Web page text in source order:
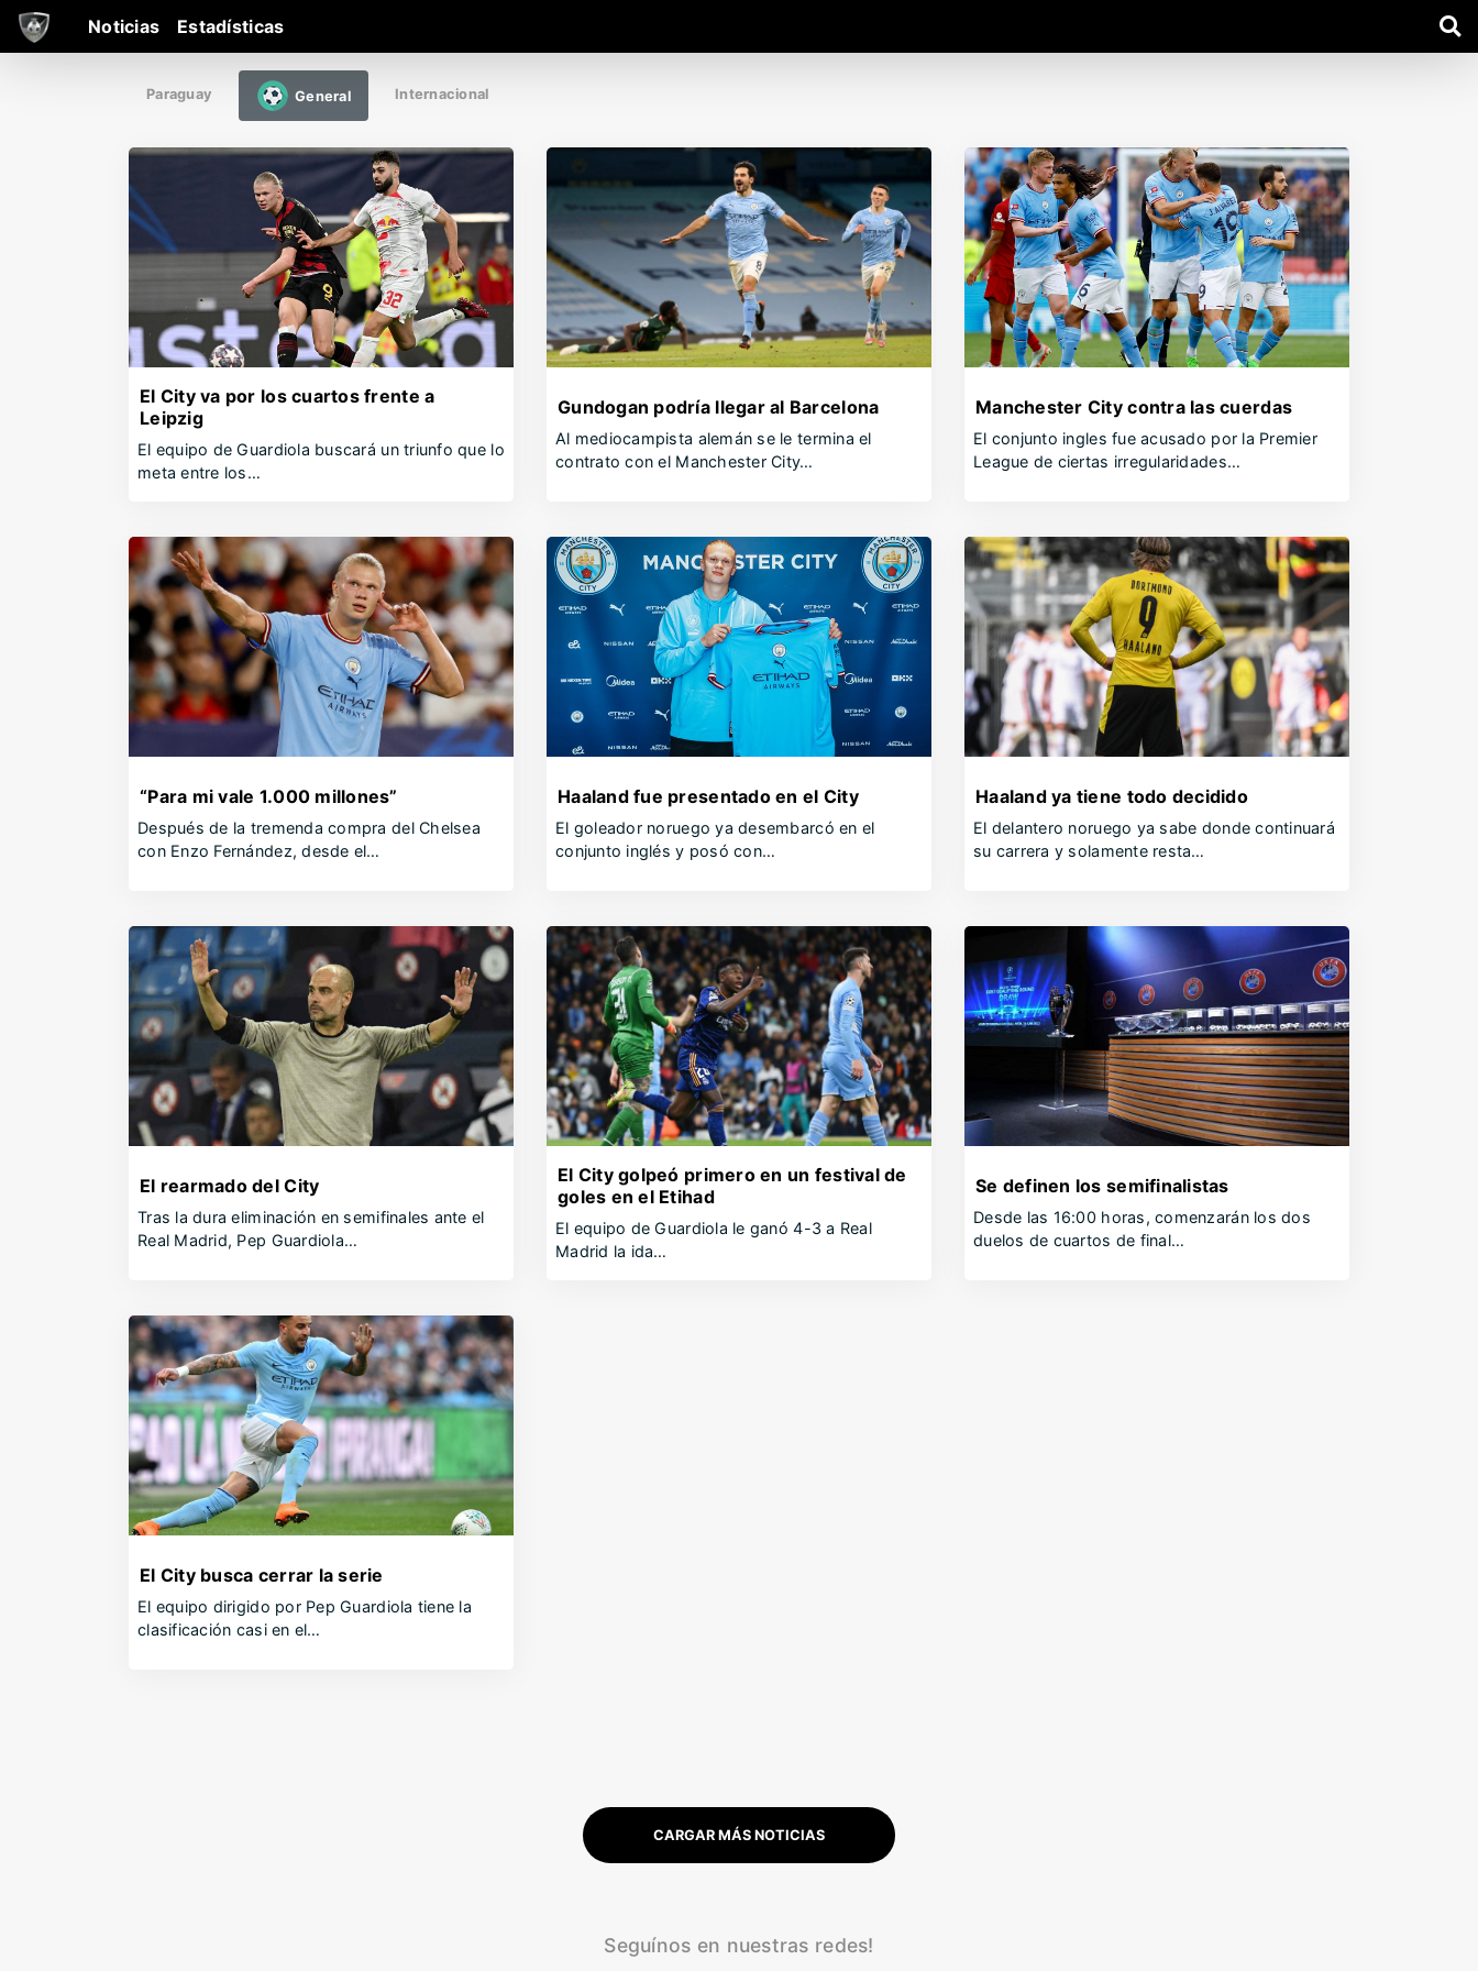
Noticias Estadísticas
Paraguay General Internacional
El City va por los cuartos frente a
Leipzig
El equipo de Guardiola buscará un triunfo que lo
meta entre los…
Gundogan podría llegar al Barcelona
Al mediocampista alemán se le termina el
contrato con el Manchester City…
Manchester City contra las cuerdas
El conjunto ingles fue acusado por la Premier
League de ciertas irregularidades…
“Para mi vale 1.000 millones”
Después de la tremenda compra del Chelsea
con Enzo Fernández, desde el…
Haaland fue presentado en el City
El goleador noruego ya desembarcó en el
conjunto inglés y posó con…
Haaland ya tiene todo decidido
El delantero noruego ya sabe donde continuará
su carrera y solamente resta…
El rearmado del City
Tras la dura eliminación en semifinales ante el
Real Madrid, Pep Guardiola…
El City golpeó primero en un festival de
goles en el Etihad
El equipo de Guardiola le ganó 4-3 a Real
Madrid la ida…
Se definen los semifinalistas
Desde las 16:00 horas, comenzarán los dos
duelos de cuartos de final…
El City busca cerrar la serie
El equipo dirigido por Pep Guardiola tiene la
clasificación casi en el…
CARGAR MÁS NOTICIAS
Seguínos en nuestras redes!